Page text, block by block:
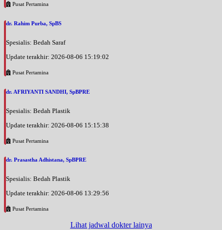
Pusat Pertamina
dr. Rahim Purba, SpBS
Spesialis: Bedah Saraf
Update terakhir: 2026-08-06 15:19:02
Pusat Pertamina
dr. AFRIYANTI SANDHI, SpBPRE
Spesialis: Bedah Plastik
Update terakhir: 2026-08-06 15:15:38
Pusat Pertamina
dr. Prasastha Adhistana, SpBPRE
Spesialis: Bedah Plastik
Update terakhir: 2026-08-06 13:29:56
Pusat Pertamina
Lihat jadwal dokter lainya